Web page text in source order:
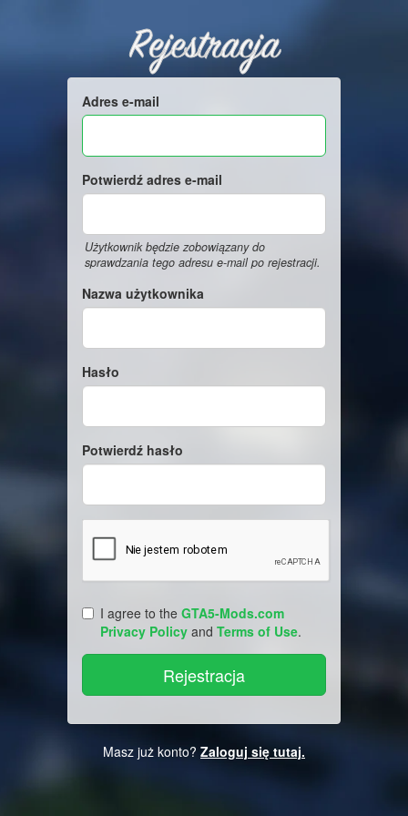
Rejestracja
Adres e-mail
Potwierdź adres e-mail
Użytkownik będzie zobowiązany do
sprawdzania tego adresu e-mail po rejestracji.
Nazwa użytkownika
Hasło
Potwierdź hasło
I agree to the GTA5-Mods.com
Privacy Policy and Terms of Use.
Masz już konto? Zaloguj się tutaj.